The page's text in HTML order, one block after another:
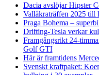
Dacia avslöjar Hipster
Vallåkraträffen 2025 till
Praga Bohema –
Drifting-Tesla verkar
Framgångsrikt 24-
Golf GTI
Här är framtidens
Svenskt kraftpaket: